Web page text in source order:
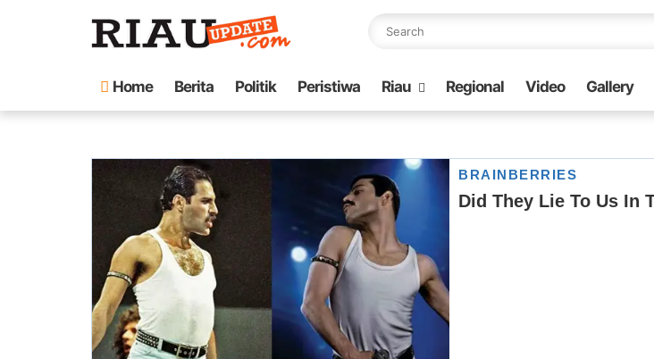
Home Berita Politik Peristiwa Riau Regional Video Gallery